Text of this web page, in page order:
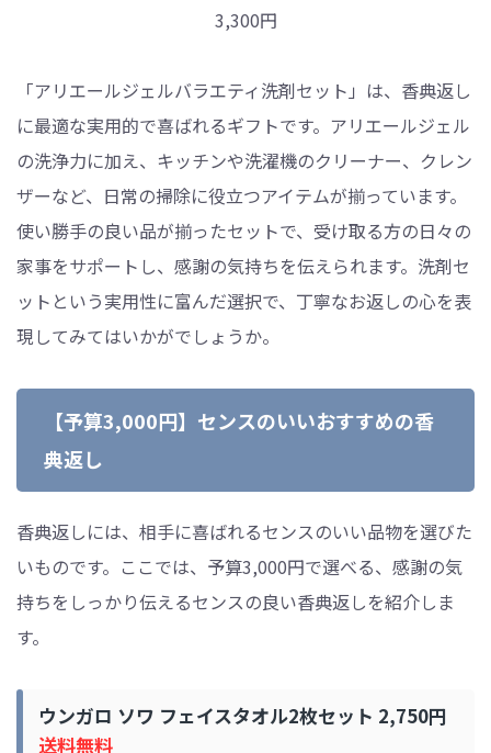
3,300円
「アリエールジェルバラエティ洗剤セット」は、香典返し
に最適な実用的で喜ばれるギフトです。アリエールジェル
の洗浄力に加え、キッチンや洗濯機のクリーナー、クレン
ザーなど、日常の掃除に役立つアイテムが揃っています。
使い勝手の良い品が揃ったセットで、受け取る方の日々の
家事をサポートし、感謝の気持ちを伝えられます。洗剤セ
ットという実用性に富んだ選択で、丁寧なお返しの心を表
現してみてはいかがでしょうか。
【予算3,000円】センスのいいおすすめの香
典返し
香典返しには、相手に喜ばれるセンスのいい品物を選びた
いものです。ここでは、予算3,000円で選べる、感謝の気
持ちをしっかり伝えるセンスの良い香典返しを紹介しま
す。
ウンガロ ソワ フェイスタオル2枚セット 2,750円
送料無料